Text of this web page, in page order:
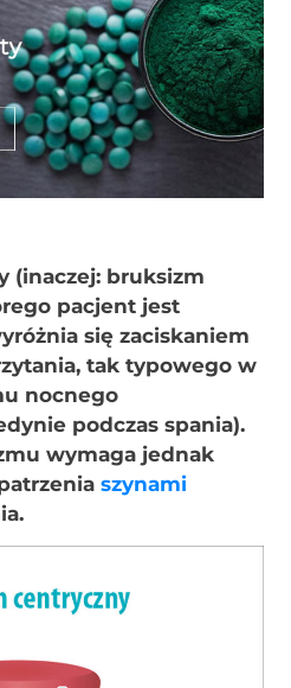
(inaczej: bruksizm
pacjent jest
się zaciskaniem
tak typowego w
nocnego
podczas spania).
wymaga jednak
szynami